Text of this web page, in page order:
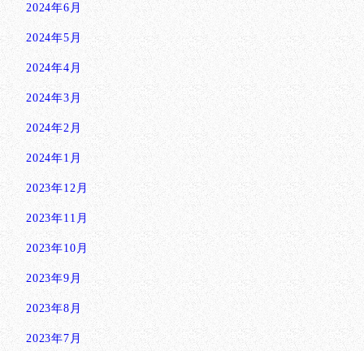
2024年6月
2024年5月
2024年4月
2024年3月
2024年2月
2024年1月
2023年12月
2023年11月
2023年10月
2023年9月
2023年8月
2023年7月